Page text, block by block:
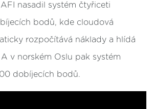
nasadil systém čtyřiceti
bodů, kde cloudová
rozpočítává náklady a hlídá
v norském Oslu pak systém
dobíjecích bodů.